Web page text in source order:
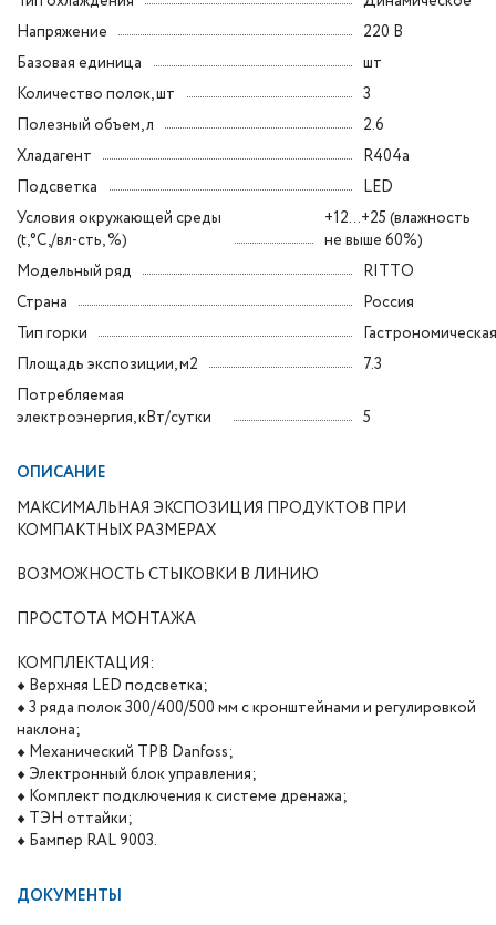
Напряжение
220 В
Базовая единица
шт
Количество полок, шт
3
Полезный объем, л
2.6
Хладагент
R404a
Подсветка
LED
Условия окружающей среды
(t,°C,/вл-сть, %)
+12...+25 (влажность
не выше 60%)
Модельный ряд
RITTO
Страна
Россия
Тип горки
Гастрономическая
Площадь экспозиции, м2
7.3
Потребляемая
электроэнергия, кВт/сутки
5
ОПИСАНИЕ
МАКСИМАЛЬНАЯ ЭКСПОЗИЦИЯ ПРОДУКТОВ ПРИ
КОМПАКТНЫХ РАЗМЕРАХ
ВОЗМОЖНОСТЬ СТЫКОВКИ В ЛИНИЮ
ПРОСТОТА МОНТАЖА
КОМПЛЕКТАЦИЯ:
♦ Верхняя LED подсветка;
♦ 3 ряда полок 300/400/500 мм с кронштейнами и регулировкой
наклона;
♦ Механический ТРВ Danfoss;
♦ Электронный блок управления;
♦ Комплект подключения к системе дренажа;
♦ ТЭН оттайки;
♦ Бампер RAL 9003.
ДОКУМЕНТЫ